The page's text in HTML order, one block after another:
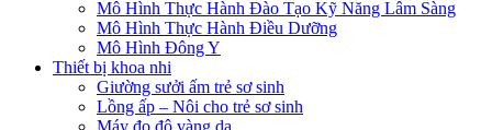
Mô Hình Thực Hành Đào Tạo Kỹ Năng Lâm Sàng
Mô Hình Thực Hành Điều Dưỡng
Mô Hình Đông Y
Thiết bị khoa nhi
Giường sưởi ấm trẻ sơ sinh
Lồng ấp – Nôi cho trẻ sơ sinh
Máy đo độ vàng da